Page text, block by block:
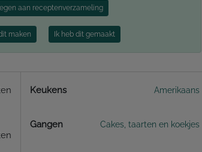
aan receptenverzameling
maken Ik heb dit gemaakt
Keukens Amerikaans
Gangen Cakes, taarten en koekjes